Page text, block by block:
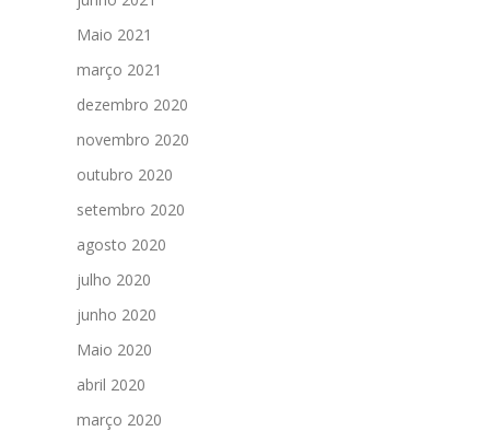
Maio 2021
março 2021
dezembro 2020
novembro 2020
outubro 2020
setembro 2020
agosto 2020
julho 2020
junho 2020
Maio 2020
abril 2020
março 2020